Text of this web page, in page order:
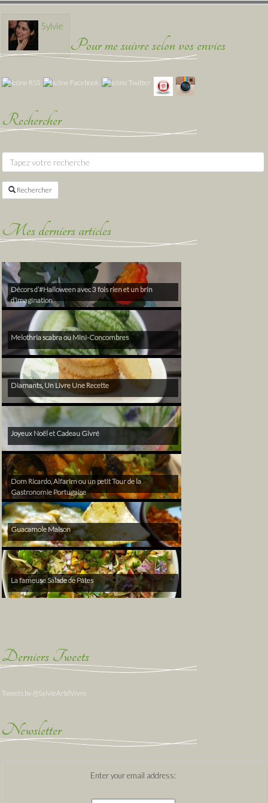
Sylvie
Pour me suivre selon vos envies
Rechercher
Rechercher
Mes derniers articles
Décors d’#Halloween avec 3 fois rien et un brin
d’imagination
Melothria scabra ou Mini-Concombres
Diamants, Un Livre Une Recette
Joyeux Noël et Cadeau Givré
Dom Ricardo, Alfarim ou un petit Tour de la
Gastronomie Portugaise
Guacamole Maison
La fameuse Salade de Pâtes
Derniers Tweets
Tweets by @SylvieArtdVivre
Newsletter
Enter your email address: